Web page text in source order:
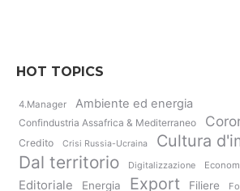
HOT TOPICS
4.Manager Ambiente ed energia
Confindustria Assafrica & Mediterraneo
Credito Crisi Russia-Ucraina Cultura
Dal territorio Digitalizzazione
Editoriale Energia Export Filiere